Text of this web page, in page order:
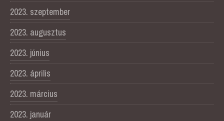
2023. szeptember
2023. augusztus
2023. június
2023. április
2023. március
2023. január